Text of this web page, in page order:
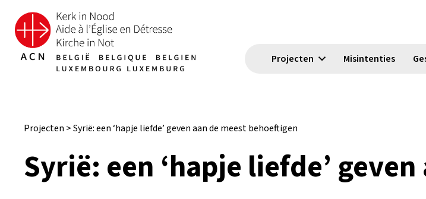
Projecten Misintenties
Projecten >Syrië: een ‘hapje liefde’ geven aan de meest behoeftigen
Syrië: een ‘hapje liefde’